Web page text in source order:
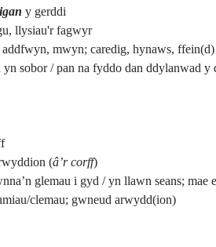
y gerddi
llysiau'r fagwyr
mwyn; caredig, hynaws, ffein(d)
yn sobor / pan na fyddo dan ddylanwad y
(â’r corff)
glemau i gyd / yn llawn seans;
clemau; gwneud arwydd(ion)